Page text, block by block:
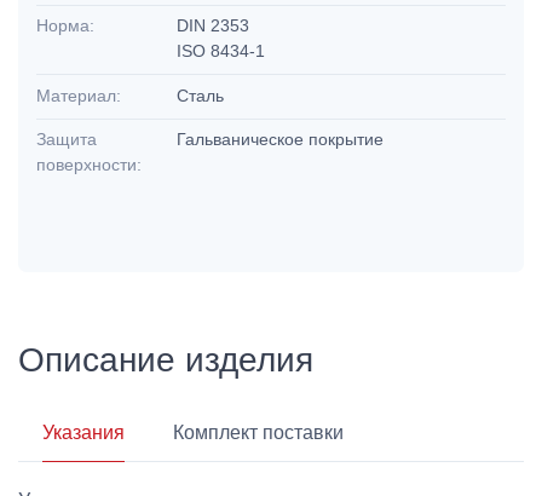
Норма:
DIN 2353
ISO 8434-1
Материал: Сталь
Защита
поверхности:
Гальваническое покрытие
Описание изделия
Указания Комплект поставки